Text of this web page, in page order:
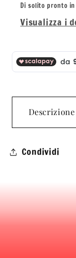
Gift
Set
Di solito pronto
Visualizza i
Descrizione
Condividi